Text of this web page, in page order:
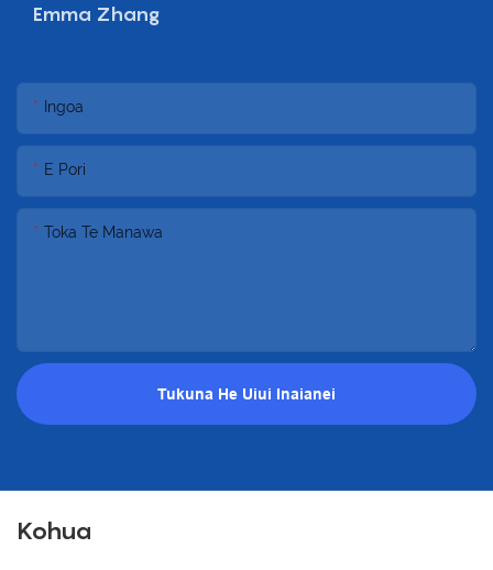
Emma Zhang
Ingoa
E Pori
Toka Te Manawa
Tukuna He Uiui Inaianei
Kohua